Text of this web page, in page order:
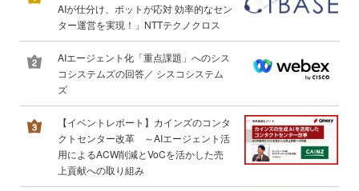
AIが仕分け、ボットが応対 効率的なセン
ター運営を実現！」NTTテクノクロス
AIエージェント化「重点課題」へのシス
コシステムズの回答／ シスコシステム
ズ
【イベントレポート】カインズのコンタ
クトセンター改革 ～AIエージェント活
用によるACW削減とVoCを活かした売
上貢献への取り組み